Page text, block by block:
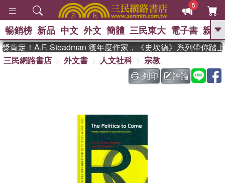
5
GO
熱搜： 東野圭吾 、
The Odyssey 、 父親節 、 如果歷
史是一群喵 、 暑期推薦 、 國際布克
偉大的迷走神經
暢銷榜 新品 中文 外文 簡體 三民東大 電子書 親子
定！A.F. Steadman 獲年度作家，《史坎德》系列帶你踏上
三民網路書店
外文書 人文社科
宗教
列印
評論